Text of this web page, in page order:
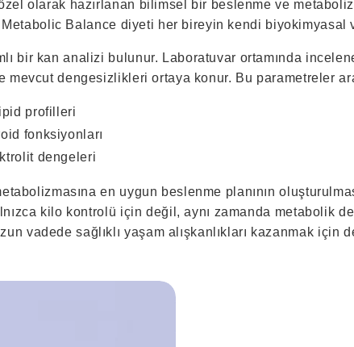
olarak hazırlanan bilimsel bir beslenme ve
Balance diyeti her bireyin kendi biyokimyasal
bir kan analizi bulunur. Laboratuvar ortamında
mevcut dengesizlikleri ortaya konur. Bu parametreler
profilleri
fonksiyonları
dengeleri
en uygun beslenme planının
kilo kontrolü için değil, aynı zamanda metabolik
vadede sağlıklı yaşam alışkanlıkları kazanmak için